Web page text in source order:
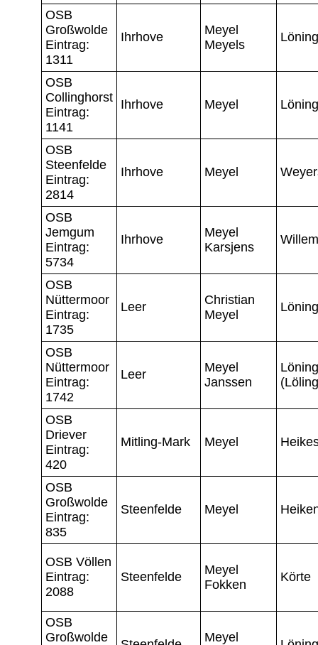
OSB
Großwolde
Eintrag:
1311
Ihrhove
Meyel
Meyels
Löning
OSB
Collinghorst
Eintrag:
1141
Ihrhove Meyel Löning
OSB
Steenfelde
Eintrag:
2814
Ihrhove Meyel
OSB
Jemgum
Eintrag:
5734
Ihrhove
Meyel
Karsjens
OSB
Nüttermoor
Eintrag:
1735
Leer
Christian
Meyel
Löning
OSB
Nüttermoor
Eintrag:
1742
Leer
Meyel
Janssen
Löning
OSB
Driever
Eintrag:
420
Mitling-Mark Meyel
OSB
Großwolde
Eintrag:
835
Steenfelde Meyel
OSB Völlen
Eintrag:
2088
Steenfelde
Meyel
Fokken
Körte
OSB
Großwolde
Meyel